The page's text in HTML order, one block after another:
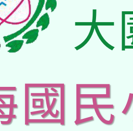
大
國民